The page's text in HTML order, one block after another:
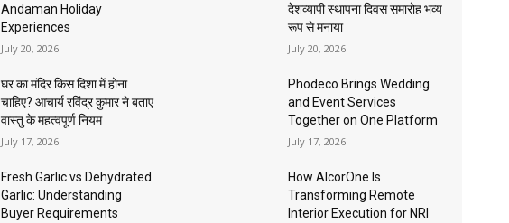
Andaman Holiday
Experiences
July 20, 2026
देशव्यापी स्थापना दिवस समारोह भव्य
रूप से मनाया
July 20, 2026
घर का मंदिर किस दिशा में होना
चाहिए? आचार्य रविंद्र कुमार ने बताए
वास्तु के महत्वपूर्ण नियम
July 17, 2026
Phodeco Brings Wedding
and Event Services
Together on One Platform
July 17, 2026
Fresh Garlic vs Dehydrated
Garlic: Understanding
Buyer Requirements
How AlcorOne Is
Transforming Remote
Interior Execution for NRI